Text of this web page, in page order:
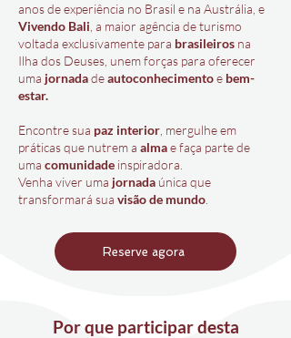
anos de experiência no Brasil e na Austrália, e
Vivendo Bali , a maior agência de turismo
voltada exclusivamente para brasileiros na
Ilha dos Deuses, unem forças para oferecer
uma jornadadeautoconhecimentoe bem-
estar.​​
Encontre sua paz interior , mergulhe em
práticas que nutrem a almae faça parte de
uma comunidade inspiradora.​
Venha viver uma jornada única que
transformará sua visão de mundo
Reserve agora
Por que participar desta